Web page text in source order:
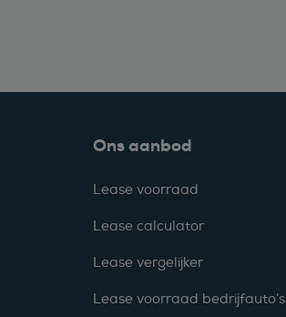
Ons aanbod
Lease voorraad
Lease calculator
Lease vergelijker
Lease voorraad bedrijfauto’s